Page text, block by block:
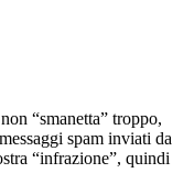
“smanetta” troppo,
spam inviati da
“infrazione”, quindi